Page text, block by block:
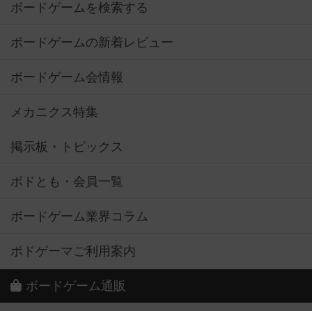
ボードゲームを検索する
ボードゲームの新着レビュー
ボードゲーム会情報
メカニクス特集
掲示板・トピックス
ボドとも・会員一覧
ボードゲーム業界コラム
ボドゲーマご利用案内
ボードゲーム通販